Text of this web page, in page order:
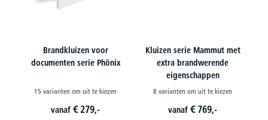
Brandkluizen voor
documenten serie Phönix
15 varianten om uit te kiezen
vanaf € 279,-
Kluizen serie Mammut met
extra brandwerende
eigenschappen
8 varianten om uit te kiezen
vanaf € 769,-